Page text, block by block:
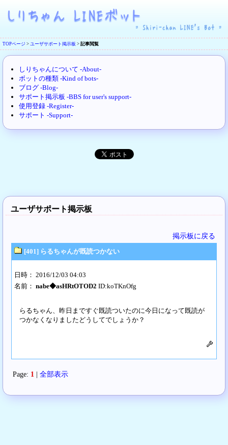
TOPページ > ユーザサポート掲示板 > 記事閲覧
しりちゃんについて -About-
ボットの種類 -Kind of bots-
ブログ -Blog-
サポート掲示板 -BBS for user's support-
使用登録 -Register-
サポート -Support-
ユーザサポート掲示板
掲示板に戻る
[401] らるちゃんが既読つかない
日時： 2016/12/03 04:03
名前： nabe◆asHRtOTOD2 ID:koTKnOfg
らるちゃん、昨日まですぐ既読ついたのに今日になって既読が
つかなくなりましたどうしてでしょうか？
Page: 1 | 全部表示